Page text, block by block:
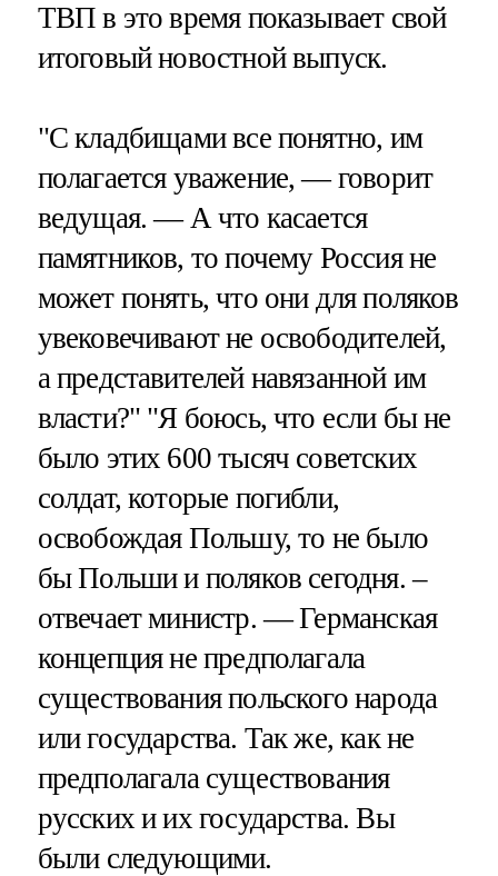
ТВП в это время показывает свой
итоговый новостной выпуск.
"С кладбищами все понятно, им
полагается уважение, — говорит
ведущая. — А что касается
памятников, то почему Россия не
может понять, что они для поляков
увековечивают не освободителей,
а представителей навязанной им
власти?" "Я боюсь, что если бы не
было этих 600 тысяч советских
солдат, которые погибли,
освобождая Польшу, то не было
бы Польши и поляков сегодня. –
отвечает министр. — Германская
концепция не предполагала
существования польского народа
или государства. Так же, как не
предполагала существования
русских и их государства. Вы
были следующими.